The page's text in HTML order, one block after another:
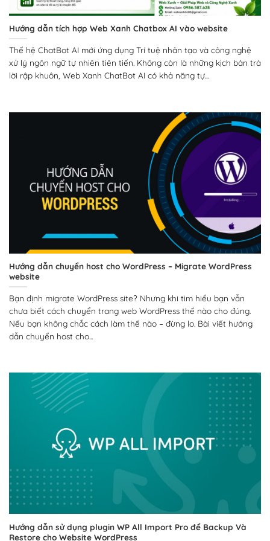
Hướng dẫn tích hợp Web Xanh Chatbox AI vào website
Thế hệ ChatBot AI mới ứng dụng Trí tuệ nhân tạo và công nghệ
xử lý ngôn ngữ tự nhiên tiên tiến. Không còn là những kịch bản trả
lời rập khuôn, Web Xanh ChatBot AI có khả năng tự...
Hướng dẫn chuyển host cho WordPress – Migrate WordPress
website
Bạn định migrate WordPress site? Nhưng khi tìm hiểu bạn vẫn
chưa biết cách chuyển trang web WordPress thế nào cho đúng.
Nếu bạn không chắc cách làm thế nào – đừng lo. Bài viết hướng
dẫn chuyển host cho...
Hướng dẫn sử dụng plugin WP All Import Pro để Backup Và
Restore cho Website WordPress